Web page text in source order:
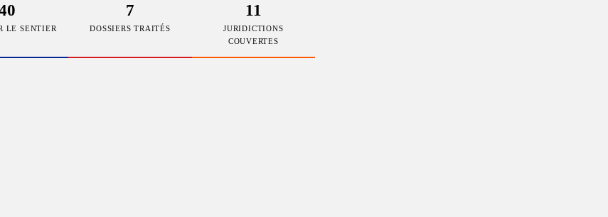
LE SENTIER
7
DOSSIERS TRAITÉS
11
JURIDICTIONS
COUVERTES